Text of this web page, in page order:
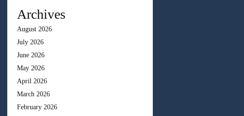
Archives
August 2026
July 2026
June 2026
May 2026
April 2026
March 2026
February 2026